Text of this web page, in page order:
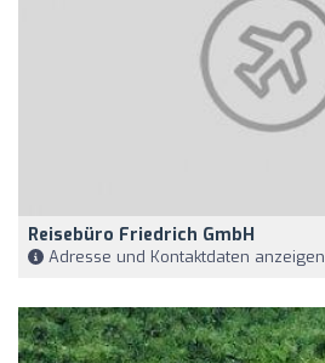
Reisebüro Friedrich GmbH
Adresse und Kontaktdaten anzeigen